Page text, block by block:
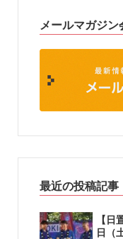
メールマガジン
最近の投稿記事
【
日（